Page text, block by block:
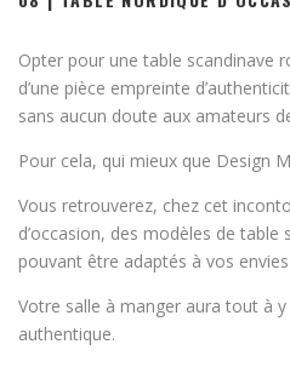
Opter pour une table scandinave
d’une pièce empreinte
sans aucun doute aux amateurs
Pour cela, qui mieux que Design
Vous retrouverez, chez cet
d’occasion, des modèles de table
pouvant être adaptés à vos
Votre salle à manger aura tout à
authentique.